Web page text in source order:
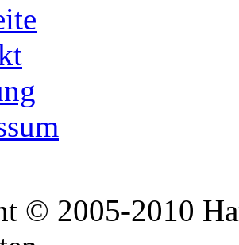
© 2005-2010